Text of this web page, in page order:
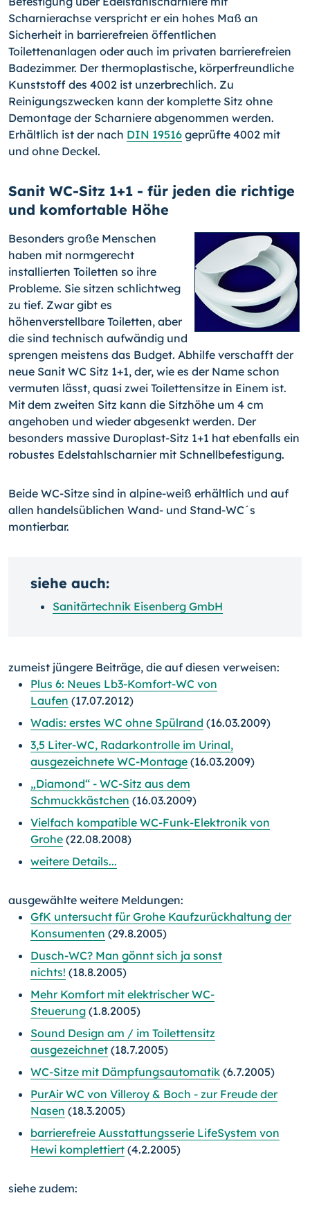
Scharnierachse verspricht er ein hohes Maß an
Sicherheit in barrierefreien öffentlichen
Toilettenanlagen oder auch im privaten barrierefreien
Badezimmer. Der thermoplastische, körperfreundliche
Kunststoff des 4002 ist unzerbrechlich. Zu
Reinigungszwecken kann der komplette Sitz ohne
Demontage der Scharniere abgenommen werden.
Erhältlich ist der nach DIN 19516 geprüfte 4002 mit
und ohne Deckel.
Sanit WC-Sitz 1+1 - für jeden die richtige
und komfortable Höhe
Besonders große Menschen
haben mit normgerecht
installierten Toiletten so ihre
Probleme. Sie sitzen schlichtweg
zu tief. Zwar gibt es
höhenverstellbare Toiletten, aber
die sind technisch aufwändig und
sprengen meistens das Budget. Abhilfe verschafft der
neue Sanit WC Sitz 1+1, der, wie es der Name schon
vermuten lässt, quasi zwei Toilettensitze in Einem ist.
Mit dem zweiten Sitz kann die Sitzhöhe um 4 cm
angehoben und wieder abgesenkt werden. Der
besonders massive Duroplast-Sitz 1+1 hat ebenfalls ein
robustes Edelstahlscharnier mit Schnellbefestigung.
Beide WC-Sitze sind in alpine-weiß erhältlich und auf
allen handelsüblichen Wand- und Stand-WC´s
montierbar.
siehe auch:
Sanitärtechnik Eisenberg GmbH
zumeist jüngere Beiträge, die auf diesen verweisen:
Plus 6: Neues Lb3-Komfort-WC von
Laufen (17.07.2012)
Wadis: erstes WC ohne Spülrand (16.03.2009)
3,5 Liter-WC, Radarkontrolle im Urinal,
ausgezeichnete WC-Montage (16.03.2009)
„Diamond“ - WC-Sitz aus dem
Schmuckkästchen (16.03.2009)
Vielfach kompatible WC-Funk-Elektronik von
Grohe (22.08.2008)
weitere Details...
ausgewählte weitere Meldungen:
GfK untersucht für Grohe Kaufzurückhaltung der
Konsumenten (29.8.2005)
Dusch-WC? Man gönnt sich ja sonst
nichts! (18.8.2005)
Mehr Komfort mit elektrischer WC-
Steuerung (1.8.2005)
Sound Design am / im Toilettensitz
ausgezeichnet (18.7.2005)
WC-Sitze mit Dämpfungsautomatik (6.7.2005)
PurAir WC von Villeroy & Boch - zur Freude der
Nasen (18.3.2005)
barrierefreie Ausstattungsserie LifeSystem von
Hewi komplettiert (4.2.2005)
siehe zudem: